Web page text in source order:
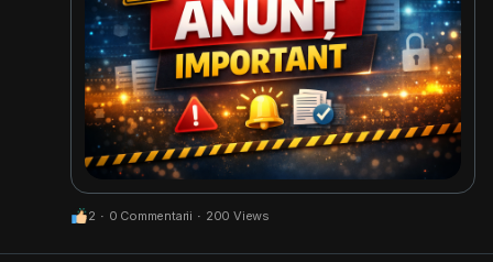
2 · 0 Commentarii · 200 Views